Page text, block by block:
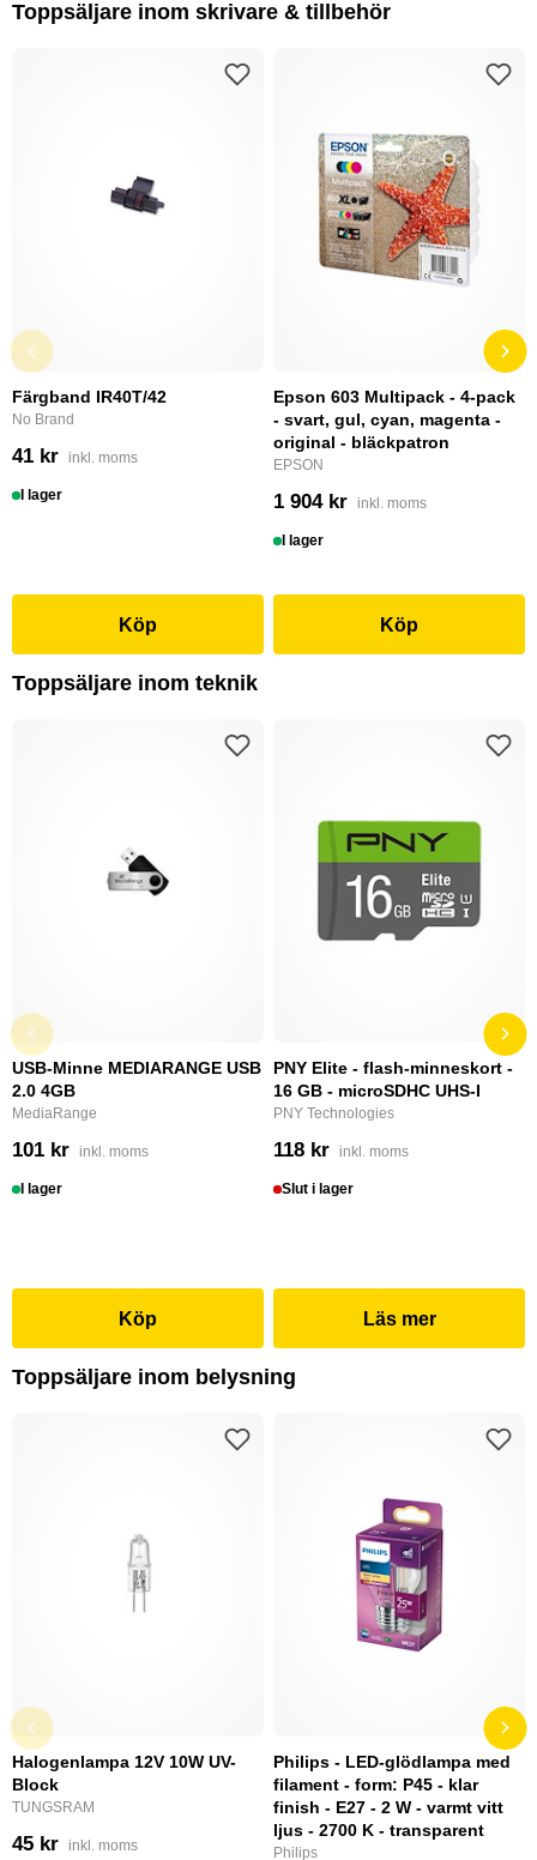
Toppsäljare inom skrivare & tillbehör
Färgband IR40T/42
No Brand
41 kr inkl. moms
I lager
Köp
Epson 603 Multipack - 4-pack
- svart, gul, cyan, magenta -
original - bläckpatron
EPSON
1 904 kr inkl. moms
I lager
Köp
Toppsäljare inom teknik
USB-Minne MEDIARANGE USB
2.0 4GB
MediaRange
101 kr inkl. moms
I lager
Köp
PNY Elite - flash-minneskort -
16 GB - microSDHC UHS-I
PNY Technologies
118 kr inkl. moms
Slut i lager
Läs mer
Toppsäljare inom belysning
Halogenlampa 12V 10W UV-
Block
TUNGSRAM
45 kr inkl. moms
Philips - LED-glödlampa med
filament - form: P45 - klar
finish - E27 - 2 W - varmt vitt
ljus - 2700 K - transparent
Philips